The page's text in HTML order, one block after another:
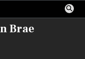
Brae